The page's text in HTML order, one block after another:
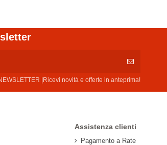
|Ricevi novità e offerte in anteprima!
Assistenza clienti
Pagamento a Rate